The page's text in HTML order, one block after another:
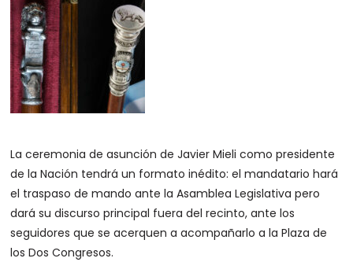
La ceremonia de asunción de Javier Mieli como presidente
de la Nación tendrá un formato inédito: el mandatario hará
el traspaso de mando ante la Asamblea Legislativa pero
dará su discurso principal fuera del recinto, ante los
seguidores que se acerquen a acompañarlo a la Plaza de
los Dos Congresos.